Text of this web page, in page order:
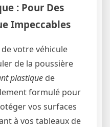
: Pour Des
Impeccables
votre véhicule
de la poussière
plastique de
formulé pour
vos surfaces
à vos tableaux de